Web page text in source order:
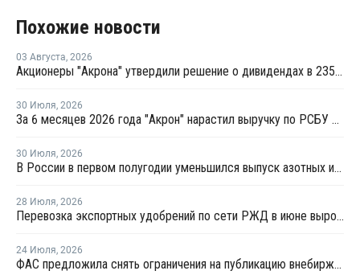
Похожие новости
03 Августа, 2026
Акционеры "Акрона" утвердили решение о дивидендах в 235 рублей на акцию
30 Июля, 2026
За 6 месяцев 2026 года "Акрон" нарастил выручку по РСБУ на 1,3%
30 Июля, 2026
В России в первом полугодии уменьшился выпуск азотных и фосфорных удобрений
28 Июля, 2026
Перевозка экспортных удобрений по сети РЖД в июне выросла на 11,2%
24 Июля, 2026
ФАС предложила снять ограничения на публикацию внебиржевых индексов на удобрения